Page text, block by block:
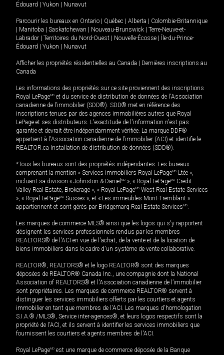
Édouard
Yukon Nunavut
Parcourir les bureaux en Ontario Québec Alberta
Colombie-Britannique
Manitoba Saskatchewan Nouveau-Brunswick
Terre-Neuve-et-
Labrador
Territoires du Nord-Ouest Nouvelle-Écosse
Île-du-Prince-
Édouard
Yukon Nunavut
Afficher les propriétés résidentielles au Canada
Dernières inscriptions au
Canada
Les informations des propriétés sur ce site proviennent des inscriptions
Royal LePageMD et du service de distribution de données de l'Association
canadienne de l’immobilier (SDD®). SDD® met en référence des
inscriptions tenues par des agences immobilières autres que Royal
LePage et ses distributeurs. L'exactitude de l'information n'est pas
garantie et devrait être indépendamment vérifiée. La marque DDF®
appartient à l'Association canadienne de l’immobilier (ACI) et identifie le
REALTOR.ca Installation de distribution de données (SDD®).
*Tous les bureaux sont des propriétés indépendantes. Les bureaux
comprenant la mention « Services immobiliers Royal LePageMD Ltée »,
incluant sa division « Johnston & Daniel MD », « Royal LePageMD Credit
Valley Real Estate, Brokerage », « Royal LePageMD West Real Estate Services
», « Royal LePageMD Sussex », et « Les immeubles Mont-Tremblant »
appartiennent et sont gérés par Bridgemarq Real Estate ServicesMD.
Les marques de commerce MLS® ainsi que les logos qui s'y rapportent
désignent les services professionnels rendus par les membres
REALTORS® de l'ACI en vue de l'achat, de la vente et de la location de
biens immobiliers dans le cadre d'un système de vente collaborative.
REALTOR®, REALTORS® et le logo REALTOR® sont des marques
déposées de REALTOR® Canada Inc., une compagnie dont la National
Association of REALTORS® et l'Association canadienne de l’immobilier
sont propriétaires. Les marques de commerce REALTOR® servent à
distinguer les services immobiliers offerts par les courtiers et agents
immobilier en tant que membres de l'ACI. Les marques d'homologation
S.I.A.® /MLS®, Service inter-agences®, et leurs logos respectifs sont la
propriété de l'ACI, et ils servent à identifier les services immobiliers que
fournissent les courtiers et agents membres de l'ACI.
Royal LePageMD est une marque de commerce déposée de la Banque